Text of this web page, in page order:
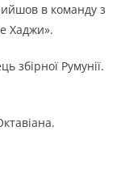
в команду з
Хаджи».
збірної Румунії.